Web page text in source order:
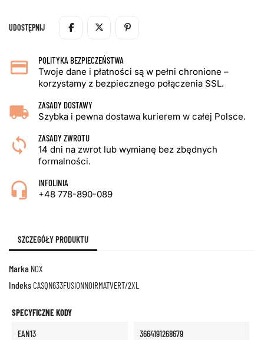
UDOSTĘPNIJ
POLITYKA BEZPIECZEŃSTWA
Twoje dane i płatności są w pełni chronione –
korzystamy z bezpiecznego połączenia SSL.
ZASADY DOSTAWY
Szybka i pewna dostawa kurierem w całej Polsce.
ZASADY ZWROTU
14 dni na zwrot lub wymianę bez zbędnych
formalności.
INFOLINIA
+48 778-890-089
SZCZEGÓŁY PRODUKTU
Marka NOX
IndeksCASQN633FUSIONNOIRMATVERT/2XL
SPECYFICZNE KODY
EAN13
3664191268679